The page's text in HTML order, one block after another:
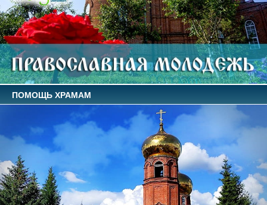
ПОМОЩЬ ХРАМАМ